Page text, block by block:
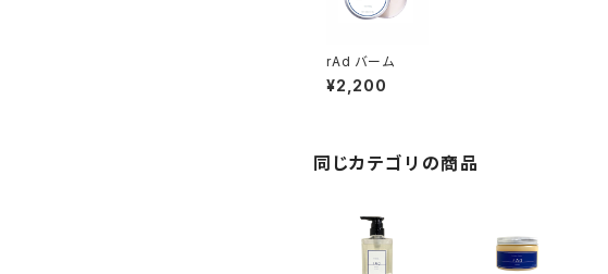
rAd バーム
¥2,200
同じカテゴリの商品